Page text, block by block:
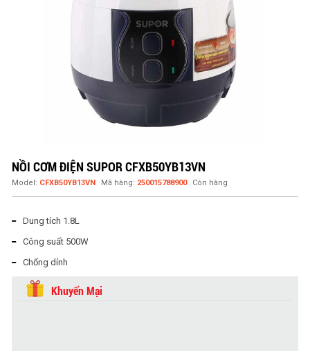
NỒI CƠM ĐIỆN SUPOR CFXB50YB13VN
Model: CFXB50YB13VN Mã hàng: 250015788900 Còn hàng
Dung tích 1.8L
Công suất 500W
Chống dính
Khuyến Mại